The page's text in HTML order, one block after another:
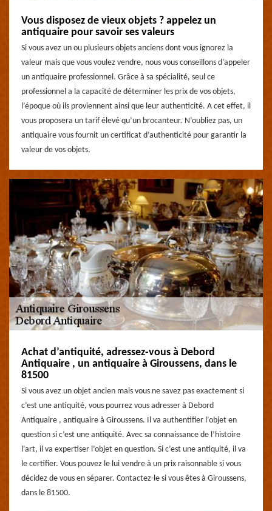
Vous disposez de vieux objets ? appelez un
antiquaire pour savoir ses valeurs
Si vous avez un ou plusieurs objets anciens dont vous ignorez la
valeur mais que vous voulez vendre, nous vous conseillons d’appeler
un antiquaire professionnel. Grâce à sa spécialité, seul ce
professionnel a la capacité de déterminer les prix de vos objets,
l’époque où ils proviennent ainsi que leur authenticité. A cet effet, il
vous proposera un tarif élevé qu’un brocanteur. N’oubliez pas, un
antiquaire vous fournit un certificat d’authenticité pour garantir la
valeur de vos objets.
Achat d’antiquité, adressez-vous à Debord
Antiquaire , un antiquaire à Giroussens, dans le
81500
Si vous avez un objet ancien mais vous ne savez pas exactement si
c’est une antiquité, vous pourrez vous adresser à Debord
Antiquaire , antiquaire à Giroussens. Il va authentifier l’objet en
question si c’est une antiquité. Avec sa connaissance de l’histoire
l’art, il va expertiser l’objet en question. Si c’est une antiquité, il va
le certifier. Vous pouvez le lui vendre à un prix raisonnable si vous
décidez de vous en séparer. Contactez-le si vous êtes à Giroussens,
dans le 81500.